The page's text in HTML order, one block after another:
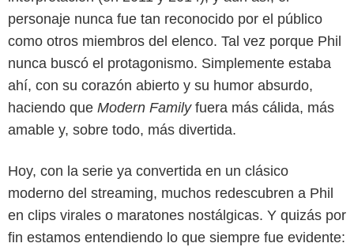
personaje nunca fue tan reconocido por el público
como otros miembros del elenco. Tal vez porque Phil
nunca buscó el protagonismo. Simplemente estaba
ahí, con su corazón abierto y su humor absurdo,
haciendo que Modern Familyfuera más cálida, más
amable y, sobre todo, más divertida.
Hoy, con la serie ya convertida en un clásico
moderno del streaming, muchos redescubren a Phil
en clips virales o maratones nostálgicas. Y quizás por
fin estamos entendiendo lo que siempre fue evidente: